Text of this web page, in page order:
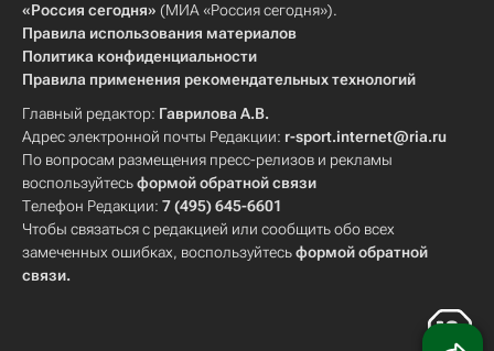
«Россия сегодня» (МИА «Россия сегодня»).
Правила использования материалов
Политика конфиденциальности
Правила применения рекомендательных технологий
Главный редактор: Гаврилова А.В.
Адрес электронной почты Редакции: r-sport.internet@ria.ru
По вопросам размещения пресс-релизов и рекламы
воспользуйтесьформой обратной связи
Телефон Редакции: 7 (495) 645-6601
Чтобы связаться с редакцией или сообщить обо всех
замеченных ошибках, воспользуйтесьформой обратной
связи.